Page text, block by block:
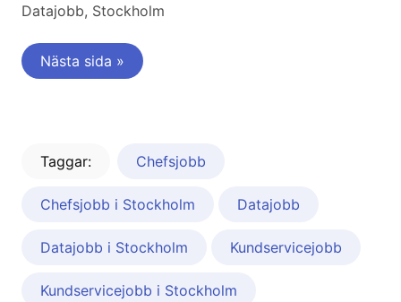
Datajobb, Stockholm
Nästa sida »
Taggar: Chefsjobb
Chefsjobb i Stockholm Datajobb
Datajobb i Stockholm Kundservicejobb
Kundservicejobb i Stockholm